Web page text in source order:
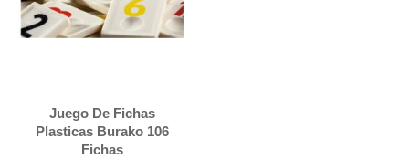
Juego De Fichas
Plasticas Burako 106
Fichas